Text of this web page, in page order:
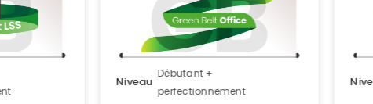
Niveau
Débutant +
perfectionnement